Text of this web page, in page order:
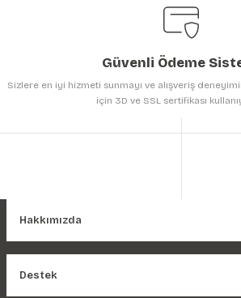
Güvenli Ödeme
Sizlere en iyi hizmeti sunmayı ve alışveriş
için 3D ve SSL sertifikası
Hakkımızda
Destek